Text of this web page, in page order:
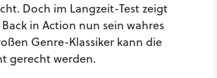
Doch im Langzeit-Test zeigt
in Action nun sein wahres
Genre-Klassiker kann die
gerecht werden.